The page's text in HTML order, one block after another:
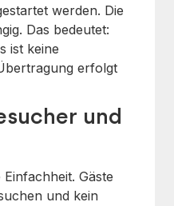
werden. Die
Das bedeutet:
ist keine
erfolgt
und
Gäste
und kein